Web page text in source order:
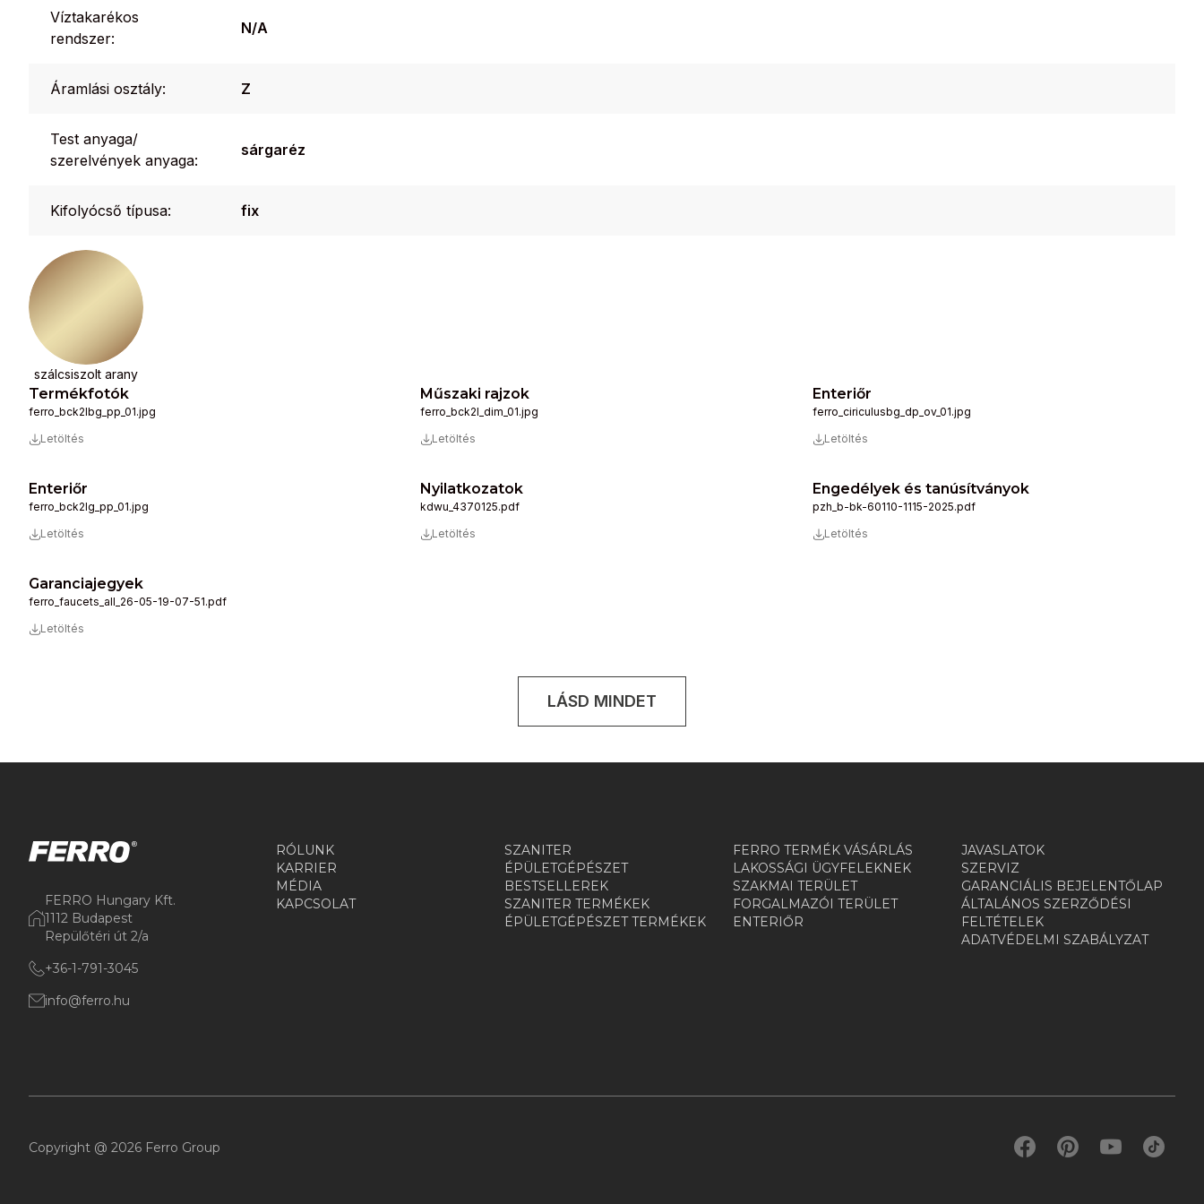
Víztakarékos
rendszer:
N/A
Áramlási osztály: Z
Test anyaga/
szerelvények anyaga:
sárgaréz
Kifolyócső típusa: fix
szálcsiszolt arany
Termékfotók
ferro_bck2lbg_pp_01.jpg
Letöltés
Műszaki rajzok
ferro_bck2l_dim_01.jpg
Letöltés
Enteriőr
ferro_ciriculusbg_dp_ov_01.jpg
Letöltés
Enteriőr
ferro_bck2lg_pp_01.jpg
Letöltés
Nyilatkozatok
kdwu_4370125.pdf
Letöltés
Engedélyek és tanúsítványok
pzh_b-bk-60110-1115-2025.pdf
Letöltés
Garanciajegyek
ferro_faucets_all_26-05-19-07-51.pdf
Letöltés
LÁSD MINDET
FERRO Hungary Kft.
1112 Budapest
Repülőtéri út 2/a
+36-1-791-3045
info@ferro.hu
RÓLUNK
KARRIER
MÉDIA
KAPCSOLAT
SZANITER
ÉPÜLETGÉPÉSZET
BESTSELLEREK
SZANITER TERMÉKEK
ÉPÜLETGÉPÉSZET TERMÉKEK
FERRO TERMÉK VÁSÁRLÁS
LAKOSSÁGI ÜGYFELEKNEK
SZAKMAI TERÜLET
FORGALMAZÓI TERÜLET
ENTERIŐR
JAVASLATOK
SZERVIZ
GARANCIÁLIS BEJELENTŐLAP
ÁLTALÁNOS SZERZŐDÉSI
FELTÉTELEK
ADATVÉDELMI SZABÁLYZAT
Copyright @ 2026 Ferro Group